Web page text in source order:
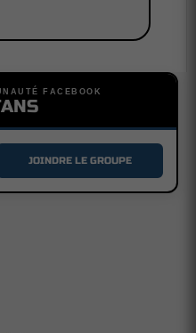
FACEBOOK
JOINDRE LE GROUPE